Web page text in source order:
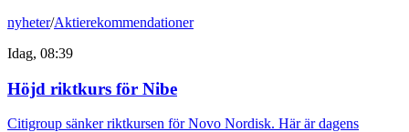
nyheter/Aktierekommendationer
Idag, 08:39
Höjd riktkurs för Nibe
Citigroup sänker riktkursen för Novo Nordisk. Här är dagens